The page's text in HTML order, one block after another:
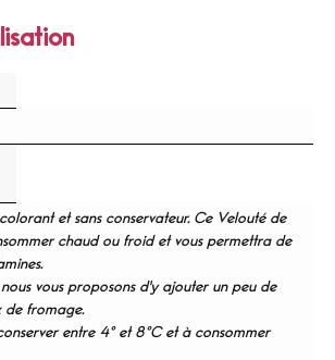
et sans conservateur. Ce Velouté de
chaud ou froid et vous permettra de
vous proposons d'y ajouter un peu de
de fromage.
entre 4° et 8°C et à consommer